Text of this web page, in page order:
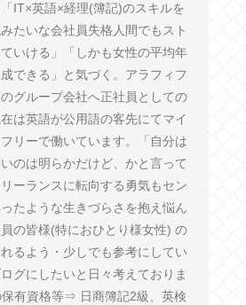
IT×英語×経理(簿記)のスキルを
たいな会社員失格人間でもスト
いける」「しかも女性の平均年
できる」と気づく。アラフィフ
グループ会社へ正社員としての
は英語が公用語の客先にてマイ
リーで働いています。「自分は
のは明らかだけど、かと言って
ーランスに転向する勇気もセン
たような生きづらさを抱え悩ん
の皆様(特におひとり様女性) の
るよう・少しでも参考にしてい
グにしたいと日々考えておりま
有資格等⇒ 日商簿記2級、英検